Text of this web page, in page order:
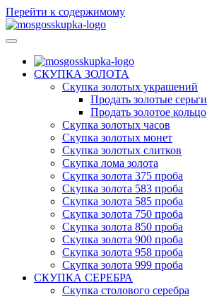
Перейти к содержимому
СКУПКА ЗОЛОТА
Скупка золотых украшений
Продать золотые серьги
Продать золотое кольцо
Скупка золотых часов
Скупка золотых монет
Скупка золотых слитков
Скупка лома золота
Скупка золота 375 проба
Скупка золота 583 проба
Скупка золота 585 проба
Скупка золота 750 проба
Скупка золота 850 проба
Скупка золота 900 проба
Скупка золота 958 проба
Скупка золота 999 проба
СКУПКА СЕРЕБРА
Скупка столового серебра